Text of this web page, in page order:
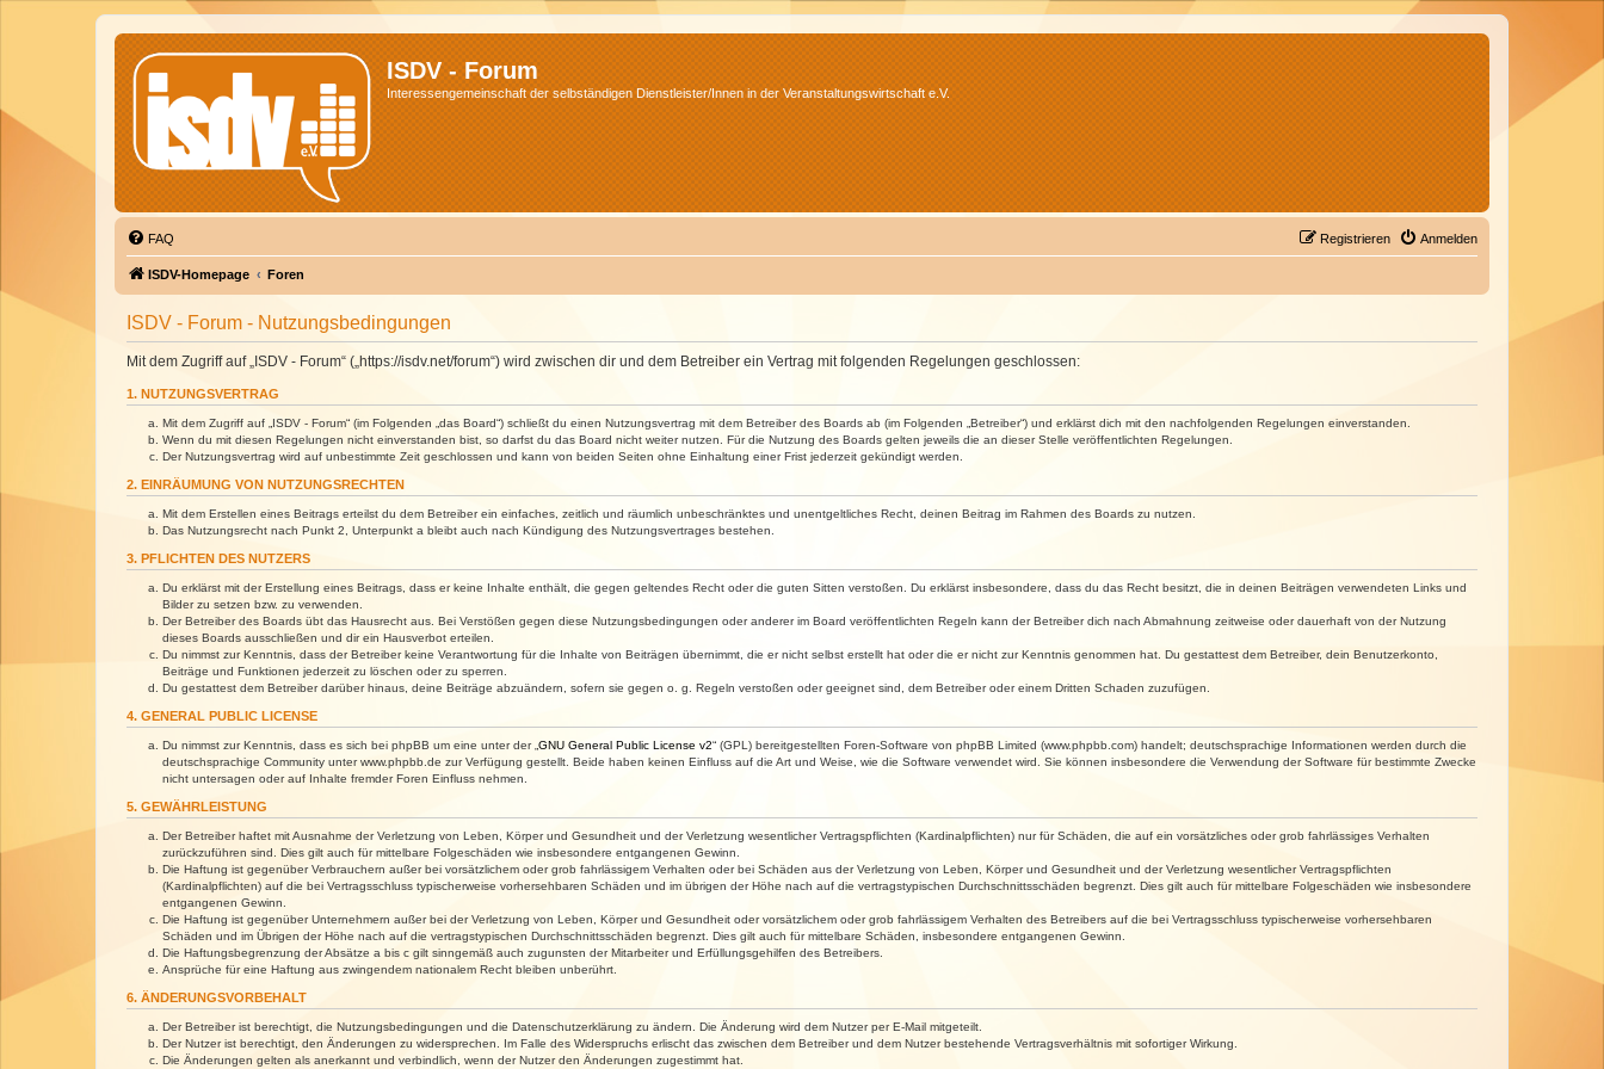
ISDV - Forum
Interessengemeinschaft der selbständigen Dienstleister/Innen in der Veranstaltungswirtschaft e.V.
FAQ Anmelden
Registrieren
ISDV-Homepage Foren
ISDV - Forum - Nutzungsbedingungen
Mit dem Zugriff auf „ISDV - Forum“ („https://isdv.net/forum“) wird zwischen dir und dem Betreiber ein Vertrag mit folgenden Regelungen geschlossen:
1. NUTZUNGSVERTRAG
Mit dem Zugriff auf „ISDV - Forum“ (im Folgenden „das Board“) schließt du einen Nutzungsvertrag mit dem Betreiber des Boards ab (im Folgenden „Betreiber“) und erklärst dich mit den nachfolgenden Regelungen einverstanden.
Wenn du mit diesen Regelungen nicht einverstanden bist, so darfst du das Board nicht weiter nutzen. Für die Nutzung des Boards gelten jeweils die an dieser Stelle veröffentlichten Regelungen.
Der Nutzungsvertrag wird auf unbestimmte Zeit geschlossen und kann von beiden Seiten ohne Einhaltung einer Frist jederzeit gekündigt werden.
2. EINRÄUMUNG VON NUTZUNGSRECHTEN
Mit dem Erstellen eines Beitrags erteilst du dem Betreiber ein einfaches, zeitlich und räumlich unbeschränktes und unentgeltliches Recht, deinen Beitrag im Rahmen des Boards zu nutzen.
Das Nutzungsrecht nach Punkt 2, Unterpunkt a bleibt auch nach Kündigung des Nutzungsvertrages bestehen.
3. PFLICHTEN DES NUTZERS
Du erklärst mit der Erstellung eines Beitrags, dass er keine Inhalte enthält, die gegen geltendes Recht oder die guten Sitten verstoßen. Du erklärst insbesondere, dass du das Recht besitzt, die in deinen Beiträgen verwendeten Links und
Bilder zu setzen bzw. zu verwenden.
Der Betreiber des Boards übt das Hausrecht aus. Bei Verstößen gegen diese Nutzungsbedingungen oder anderer im Board veröffentlichten Regeln kann der Betreiber dich nach Abmahnung zeitweise oder dauerhaft von der Nutzung
dieses Boards ausschließen und dir ein Hausverbot erteilen.
Du nimmst zur Kenntnis, dass der Betreiber keine Verantwortung für die Inhalte von Beiträgen übernimmt, die er nicht selbst erstellt hat oder die er nicht zur Kenntnis genommen hat. Du gestattest dem Betreiber, dein Benutzerkonto,
Beiträge und Funktionen jederzeit zu löschen oder zu sperren.
Du gestattest dem Betreiber darüber hinaus, deine Beiträge abzuändern, sofern sie gegen o. g. Regeln verstoßen oder geeignet sind, dem Betreiber oder einem Dritten Schaden zuzufügen.
4. GENERAL PUBLIC LICENSE
Du nimmst zur Kenntnis, dass es sich bei phpBB um eine unter der „ GNU General Public License v2“ (GPL) bereitgestellten Foren-Software von phpBB Limited (www.phpbb.com) handelt; deutschsprachige Informationen werden durch die
deutschsprachige Community unter www.phpbb.de zur Verfügung gestellt. Beide haben keinen Einfluss auf die Art und Weise, wie die Software verwendet wird. Sie können insbesondere die Verwendung der Software für bestimmte Zwecke
nicht untersagen oder auf Inhalte fremder Foren Einfluss nehmen.
5. GEWÄHRLEISTUNG
Der Betreiber haftet mit Ausnahme der Verletzung von Leben, Körper und Gesundheit und der Verletzung wesentlicher Vertragspflichten (Kardinalpflichten) nur für Schäden, die auf ein vorsätzliches oder grob fahrlässiges Verhalten
zurückzuführen sind. Dies gilt auch für mittelbare Folgeschäden wie insbesondere entgangenen Gewinn.
Die Haftung ist gegenüber Verbrauchern außer bei vorsätzlichem oder grob fahrlässigem Verhalten oder bei Schäden aus der Verletzung von Leben, Körper und Gesundheit und der Verletzung wesentlicher Vertragspflichten
(Kardinalpflichten) auf die bei Vertragsschluss typischerweise vorhersehbaren Schäden und im übrigen der Höhe nach auf die vertragstypischen Durchschnittsschäden begrenzt. Dies gilt auch für mittelbare Folgeschäden wie insbesondere
entgangenen Gewinn.
Die Haftung ist gegenüber Unternehmern außer bei der Verletzung von Leben, Körper und Gesundheit oder vorsätzlichem oder grob fahrlässigem Verhalten des Betreibers auf die bei Vertragsschluss typischerweise vorhersehbaren
Schäden und im Übrigen der Höhe nach auf die vertragstypischen Durchschnittsschäden begrenzt. Dies gilt auch für mittelbare Schäden, insbesondere entgangenen Gewinn.
Die Haftungsbegrenzung der Absätze a bis c gilt sinngemäß auch zugunsten der Mitarbeiter und Erfüllungsgehilfen des Betreibers.
Ansprüche für eine Haftung aus zwingendem nationalem Recht bleiben unberührt.
6. ÄNDERUNGSVORBEHALT
Der Betreiber ist berechtigt, die Nutzungsbedingungen und die Datenschutzerklärung zu ändern. Die Änderung wird dem Nutzer per E-Mail mitgeteilt.
Der Nutzer ist berechtigt, den Änderungen zu widersprechen. Im Falle des Widerspruchs erlischt das zwischen dem Betreiber und dem Nutzer bestehende Vertragsverhältnis mit sofortiger Wirkung.
Die Änderungen gelten als anerkannt und verbindlich, wenn der Nutzer den Änderungen zugestimmt hat.